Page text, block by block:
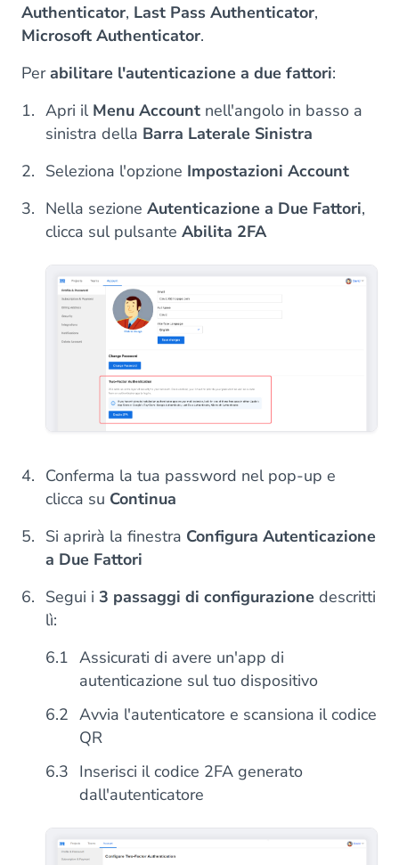
Authenticator, Last Pass Authenticator,
Microsoft Authenticator.
Perabilitare l'autenticazione a due fattori:
Apri il Menu Account nell'angolo in basso a
sinistra della Barra Laterale Sinistra
Seleziona l'opzione Impostazioni Account
Nella sezione Autenticazione a Due Fattori,
clicca sul pulsante Abilita 2FA
Conferma la tua password nel pop-up e
clicca su Continua
Si aprirà la finestra Configura Autenticazione
a Due Fattori
Segui i 3 passaggi di configurazione descritti
lì:
Assicurati di avere un'app di
autenticazione sul tuo dispositivo
Avvia l'autenticatore e scansiona il codice
QR
Inserisci il codice 2FA generato
dall'autenticatore